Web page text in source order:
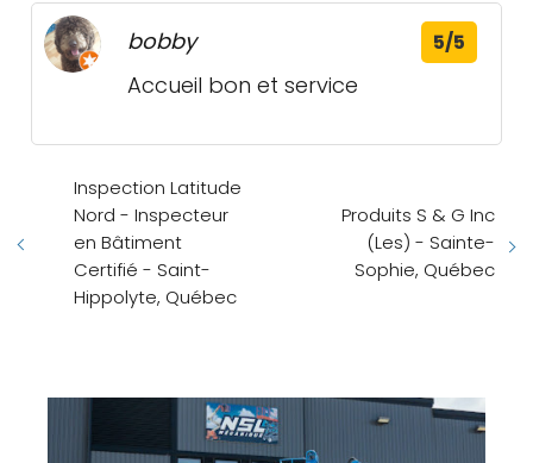
bobby 5/5
Accueil bon et service
Inspection Latitude
Nord - Inspecteur
en Bâtiment
Certifié - Saint-
Hippolyte, Québec
Produits S & G Inc
(Les) - Sainte-
Sophie, Québec